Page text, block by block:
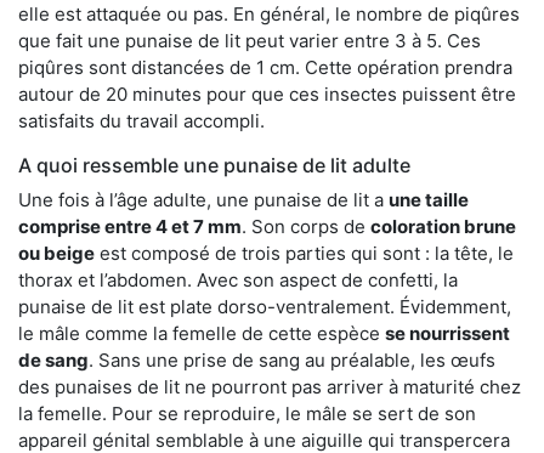
elle est attaquée ou pas. En général, le nombre de piqûres
que fait une punaise de lit peut varier entre 3 à 5. Ces
piqûres sont distancées de 1 cm. Cette opération prendra
autour de 20 minutes pour que ces insectes puissent être
satisfaits du travail accompli.
A quoi ressemble une punaise de lit adulte
Une fois à l’âge adulte, une punaise de lit a une taille
comprise entre 4 et 7 mm. Son corps de coloration brune
ou beige est composé de trois parties qui sont : la tête, le
thorax et l’abdomen. Avec son aspect de confetti, la
punaise de lit est plate dorso-ventralement. Évidemment,
le mâle comme la femelle de cette espèce se nourrissent
de sang. Sans une prise de sang au préalable, les œufs
des punaises de lit ne pourront pas arriver à maturité chez
la femelle. Pour se reproduire, le mâle se sert de son
appareil génital semblable à une aiguille qui transpercera